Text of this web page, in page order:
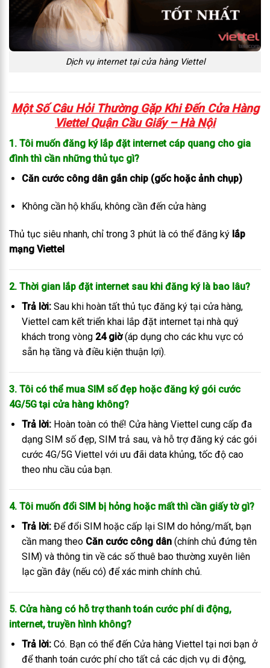
Dịch vụ internet tại cửa hàng Viettel
Một Số Câu Hỏi Thường Gặp Khi Đến Cửa Hàng
Viettel Quận Cầu Giấy– Hà Nội
1. Tôi muốn đăng ký lắp đặt internet cáp quang cho gia
đình thì cần những thủ tục gì?
Căn cước công dân gắn chip (gốc hoặc ảnh chụp)
Không cần hộ khẩu, không cần đến cửa hàng
Thủ tục siêu nhanh, chỉ trong 3 phút là có thể đăng ký lắp
mạng Viettel
2. Thời gian lắp đặt internet sau khi đăng ký là bao lâu?
Trả lời:Sau khi hoàn tất thủ tục đăng ký tại cửa hàng,
Viettel cam kết triển khai lắp đặt internet tại nhà quý
khách trong vòng 24 giờ(áp dụng cho các khu vực có
sẵn hạ tầng và điều kiện thuận lợi).
3. Tôi có thể mua SIM số đẹp hoặc đăng ký gói cước
4G/5G tại cửa hàng không?
Trả lời:Hoàn toàn có thể! Cửa hàng Viettel cung cấp đa
dạng SIM số đẹp, SIM trả sau, và hỗ trợ đăng ký các gói
cước 4G/5G Viettel với ưu đãi data khủng, tốc độ cao
theo nhu cầu của bạn.
4. Tôi muốn đổi SIM bị hỏng hoặc mất thì cần giấy tờ gì?
Trả lời:Để đổi SIM hoặc cấp lại SIM do hỏng/mất, bạn
cần mang theo Căn cước công dân(chính chủ đứng tên
SIM) và thông tin về các số thuê bao thường xuyên liên
lạc gần đây (nếu có) để xác minh chính chủ.
5. Cửa hàng có hỗ trợ thanh toán cước phí di động,
internet, truyền hình không?
Trả lời:Có. Bạn có thể đến Cửa hàng Viettel tại nơi bạn ở
để thanh toán cước phí cho tất cả các dịch vụ di động,